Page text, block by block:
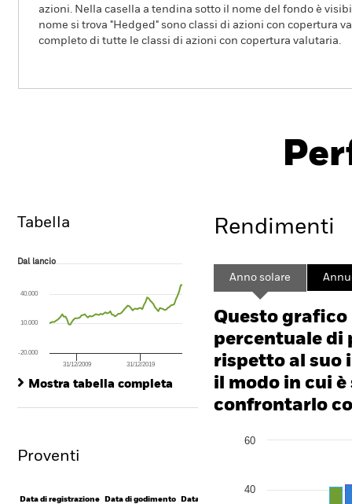
azioni. Nella casella a tendina sotto il nome del fondo è
nome si trova "Hedged" sono classi di azioni con copertura
completo di tutte le classi di azioni con copertura valutaria.
Rendimento
Tabella
Dal lancio
The chart has 1 X axis displaying Time. Range: 2005-10-01 00:00:00 to
The chart has 1 Y axis displaying values. Range: -300 to 600.
Dal lancio
31/12/2009 31/12/2019
10.000
-20.000
40.000
Mostra tabella completa
Proventi
Data di registrazione Data di godimento Data del pagamento
Rendimenti
Anno solare
Questo
percentuale di
rispetto al suo
il modo in cui
confrontarlo
Bar chart with 2 data
40
60